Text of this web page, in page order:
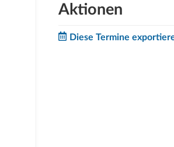
Aktionen
Diese Termine